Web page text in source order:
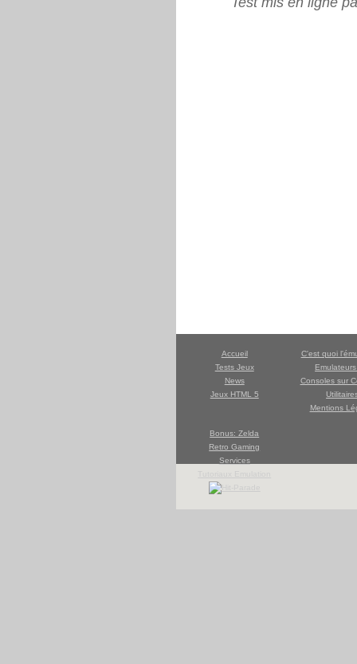
Accueil
Tests Jeux
News
Jeux HTML 5
C'est quoi
Consoles sur
Mentions
Bonus: Zelda
Retro Gaming
Services